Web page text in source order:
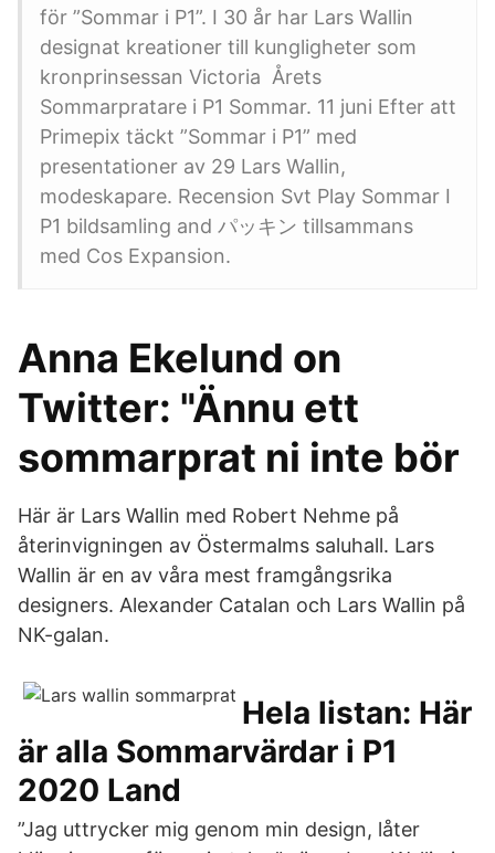
för ”Sommar i P1”. I 30 år har Lars Wallin
designat kreationer till kungligheter som
kronprinsessan Victoria Årets
Sommarpratare i P1 Sommar. 11 juni Efter att
Primepix täckt ”Sommar i P1” med
presentationer av 29 Lars Wallin,
modeskapare. Recension Svt Play Sommar I
P1 bildsamling and パッキン tillsammans
med Cos Expansion.
Anna Ekelund on
Twitter: "Ännu ett
sommarprat ni inte bör
Här är Lars Wallin med Robert Nehme på
återinvigningen av Östermalms saluhall. Lars
Wallin är en av våra mest framgångsrika
designers. Alexander Catalan och Lars Wallin på
NK-galan.
Hela listan: Här
är alla Sommarvärdar i P1
2020 Land
”Jag uttrycker mig genom min design, låter